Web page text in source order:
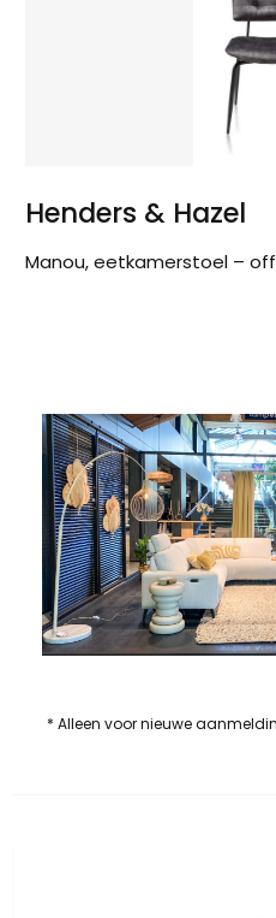
Henders & Hazel
Manou, eetkamerstoel –
* Alleen voor nieuwe